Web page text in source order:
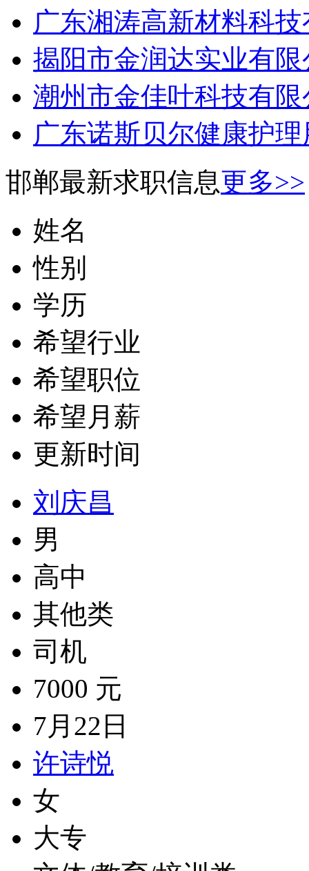
广东湘涛高新材料科
揭阳市金润达实业有
潮州市金佳叶科技有
广东诺斯贝尔健康护
邯郸最新求职信息更多>>
姓名
性别
学历
希望行业
希望职位
希望月薪
更新时间
刘庆昌
男
高中
其他类
司机
7000 元
7月22日
许诗悦
女
大专